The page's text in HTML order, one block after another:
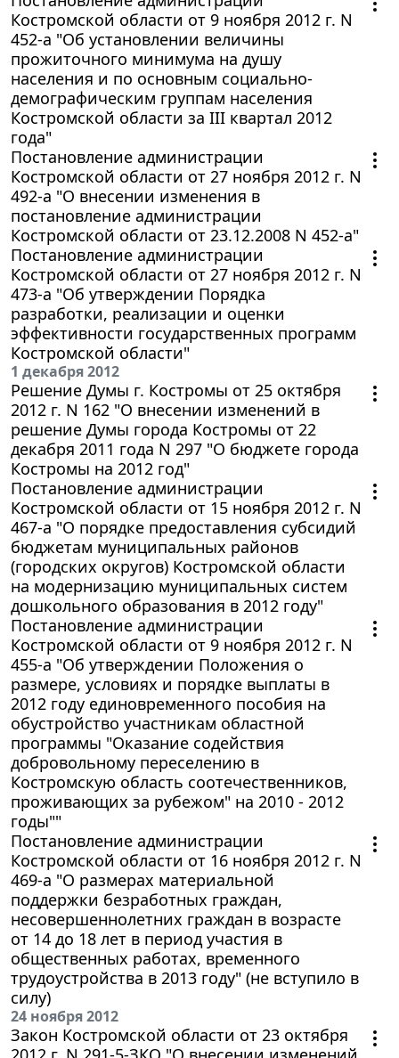
Костромской области от 9 ноября 2012 г. N
452-а "Об установлении величины
прожиточного минимума на душу
населения и по основным социально-
демографическим группам населения
Костромской области за III квартал 2012
года"
Постановление администрации
Костромской области от 27 ноября 2012 г. N
492-а "О внесении изменения в
постановление администрации
Костромской области от 23.12.2008 N 452-а"
Постановление администрации
Костромской области от 27 ноября 2012 г. N
473-а "Об утверждении Порядка
разработки, реализации и оценки
эффективности государственных программ
Костромской области"
1 декабря 2012
Решение Думы г. Костромы от 25 октября
2012 г. N 162 "О внесении изменений в
решение Думы города Костромы от 22
декабря 2011 года N 297 "О бюджете города
Костромы на 2012 год"
Постановление администрации
Костромской области от 15 ноября 2012 г. N
467-а "О порядке предоставления субсидий
бюджетам муниципальных районов
(городских округов) Костромской области
на модернизацию муниципальных систем
дошкольного образования в 2012 году"
Постановление администрации
Костромской области от 9 ноября 2012 г. N
455-а "Об утверждении Положения о
размере, условиях и порядке выплаты в
2012 году единовременного пособия на
обустройство участникам областной
программы "Оказание содействия
добровольному переселению в
Костромскую область соотечественников,
проживающих за рубежом" на 2010 - 2012
годы""
Постановление администрации
Костромской области от 16 ноября 2012 г. N
469-а "О размерах материальной
поддержки безработных граждан,
несовершеннолетних граждан в возрасте
от 14 до 18 лет в период участия в
общественных работах, временного
трудоустройства в 2013 году" (не вступило в
силу)
24 ноября 2012
Закон Костромской области от 23 октября